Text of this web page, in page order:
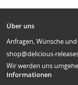
Über uns
Anfragen, Wünsche
shop@delicious-
Wir werden uns
Informationen